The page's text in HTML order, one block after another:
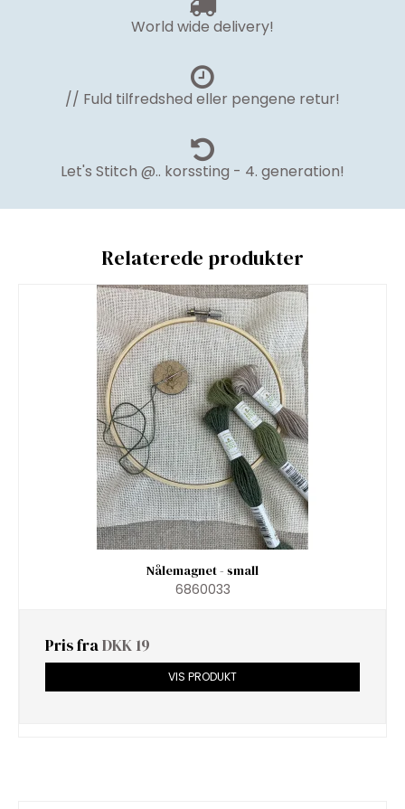
World wide delivery!
// Fuld tilfredshed eller pengene retur!
Let's Stitch @.. korssting - 4. generation!
Relaterede produkter
Nålemagnet - small
6860033
Pris fraDKK 19
VIS PRODUKT